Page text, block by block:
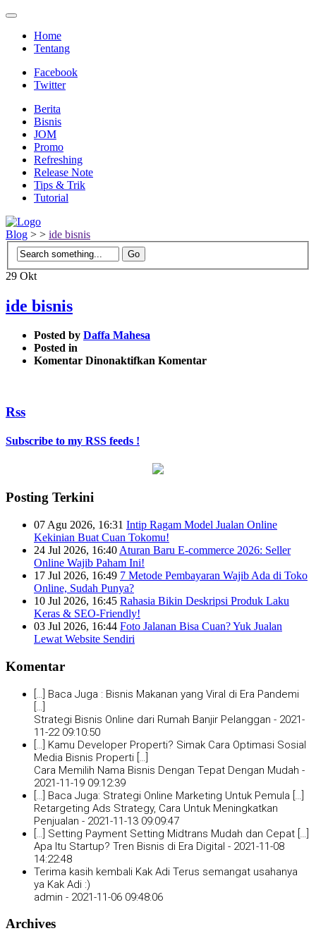
Home
Tentang
Facebook
Twitter
Berita
Bisnis
JOM
Promo
Refreshing
Release Note
Tips & Trik
Tutorial
Blog > > ide bisnis
29 Okt
ide bisnis
Posted by Daffa Mahesa
Posted in
Komentar Dinonaktifkan pada
Komentar
Rss
Subscribe to my RSS feeds !
Posting Terkini
07 Agu 2026, 16:31 Intip Ragam Model Jualan Online
Kekinian Buat Cuan Tokomu!
24 Jul 2026, 16:40 Aturan Baru E-commerce 2026: Seller
Online Wajib Paham Ini!
17 Jul 2026, 16:49 7 Metode Pembayaran Wajib Ada di Toko
Online, Sudah Punya?
10 Jul 2026, 16:45 Rahasia Bikin Deskripsi Produk Laku
Keras & SEO-Friendly!
03 Jul 2026, 16:44 Foto Jalanan Bisa Cuan? Yuk Jualan
Lewat Website Sendiri
Komentar
[…] Baca Juga : Bisnis Makanan yang Viral di Era Pandemi
Strategi Bisnis Online dari Rumah Banjir Pelanggan - 2021-
11-22 09:10:50
[…] Kamu Developer Properti? Simak Cara Optimasi Sosial
Media Bisnis Properti […]
Cara Memilih Nama Bisnis Dengan Tepat Dengan Mudah -
2021-11-19 09:12:39
[…] Baca Juga: Strategi Online Marketing Untuk Pemula […]
Retargeting Ads Strategy, Cara Untuk Meningkatkan
Penjualan - 2021-11-13 09:09:47
[…] Setting Payment Setting Midtrans Mudah dan Cepat […]
Apa Itu Startup? Tren Bisnis di Era Digital - 2021-11-08
14:22:48
Terima kasih kembali Kak Adi Terus semangat usahanya
ya Kak Adi :)
admin - 2021-11-06 09:48:06
Archives